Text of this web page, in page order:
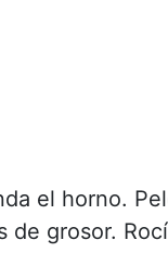
el horno.
de grosor.